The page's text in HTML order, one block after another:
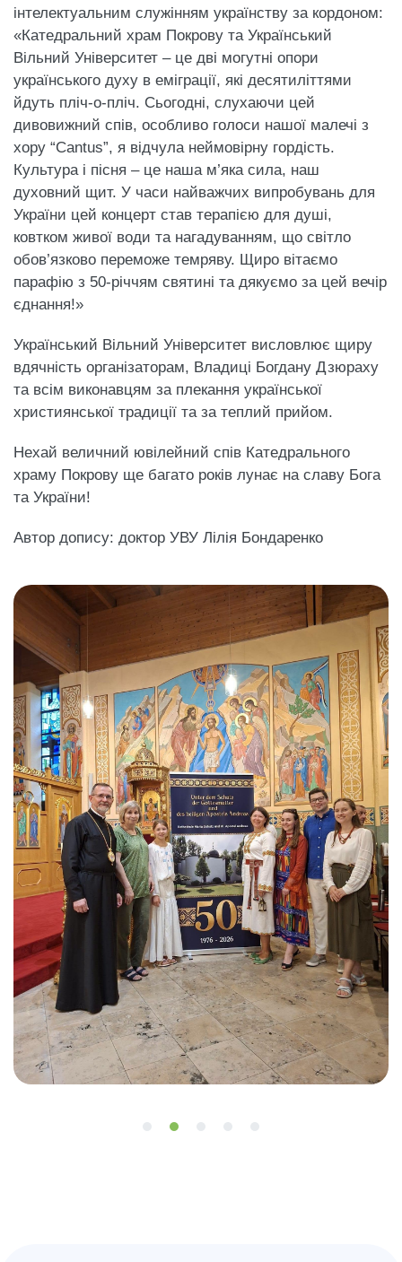
інтелектуальним служінням українству за кордоном:
​«Катедральний храм Покрову та Український
Вільний Університет – це дві могутні опори
українського духу в еміграції, які десятиліттями
йдуть пліч-о-пліч. Сьогодні, слухаючи цей
дивовижний спів, особливо голоси нашої малечі з
хору “Cantus”, я відчула неймовірну гордість.
Культура і пісня – це наша м’яка сила, наш
духовний щит. У часи найважчих випробувань для
України цей концерт став терапією для душі,
ковтком живої води та нагадуванням, що світло
обов’язково переможе темряву. Щиро вітаємо
парафію з 50-річчям святині та дякуємо за цей вечір
єднання!»
Український Вільний Університет висловлює щиру
вдячність організаторам, Владиці Богдану Дзюраху
та всім виконавцям за плекання української
християнської традиції та за теплий прийом.
​Нехай величний ювілейний спів Катедрального
храму Покрову ще багато років лунає на славу Бога
та України!
Автор допису: доктор УВУ Лілія Бондаренко